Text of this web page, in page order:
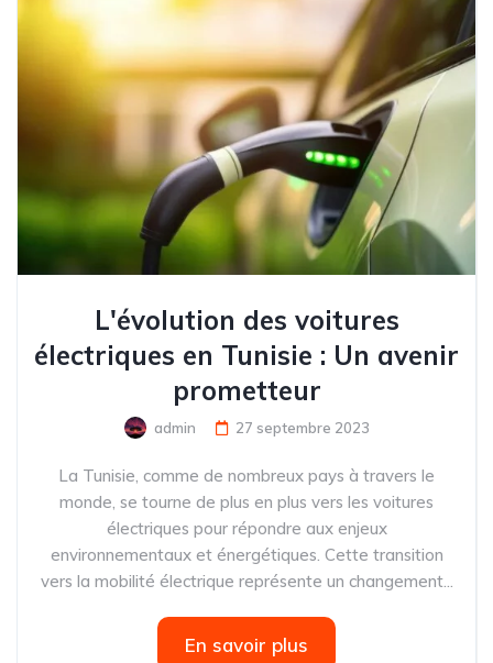
L'évolution des voitures
électriques en Tunisie : Un avenir
prometteur
admin 27 septembre 2023
La Tunisie, comme de nombreux pays à travers le
monde, se tourne de plus en plus vers les voitures
électriques pour répondre aux enjeux
environnementaux et énergétiques. Cette transition
vers la mobilité électrique représente un changement...
En savoir plus